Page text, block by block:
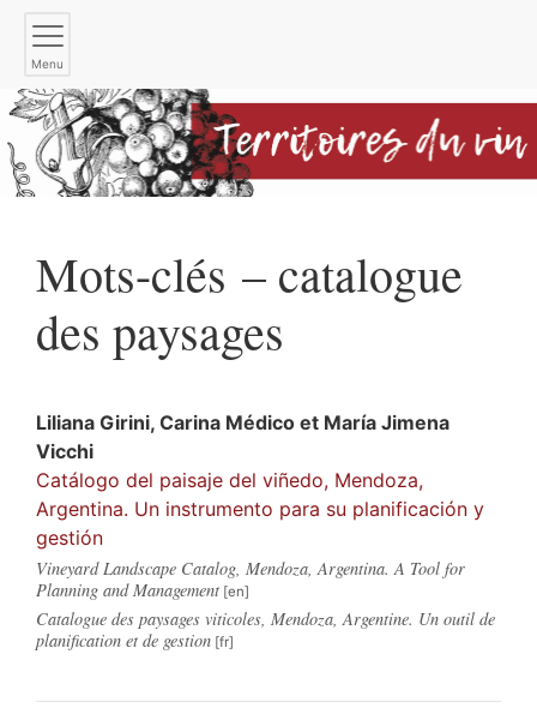
Menu
Mots-clés – catalogue
des paysages
Liliana Girini, Carina Médico et María Jimena
Vicchi
Catálogo del paisaje del viñedo, Mendoza,
Argentina. Un instrumento para su planificación y
gestión
Vineyard Landscape Catalog, Mendoza, Argentina. A Tool for
Planning and Management
Catalogue des paysages viticoles, Mendoza, Argentine. Un outil de
planification et de gestion